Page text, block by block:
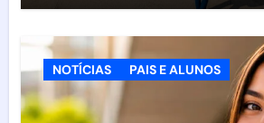
NOTÍCIAS PAIS E ALUNOS